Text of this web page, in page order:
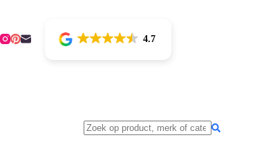
inhoud
4.7